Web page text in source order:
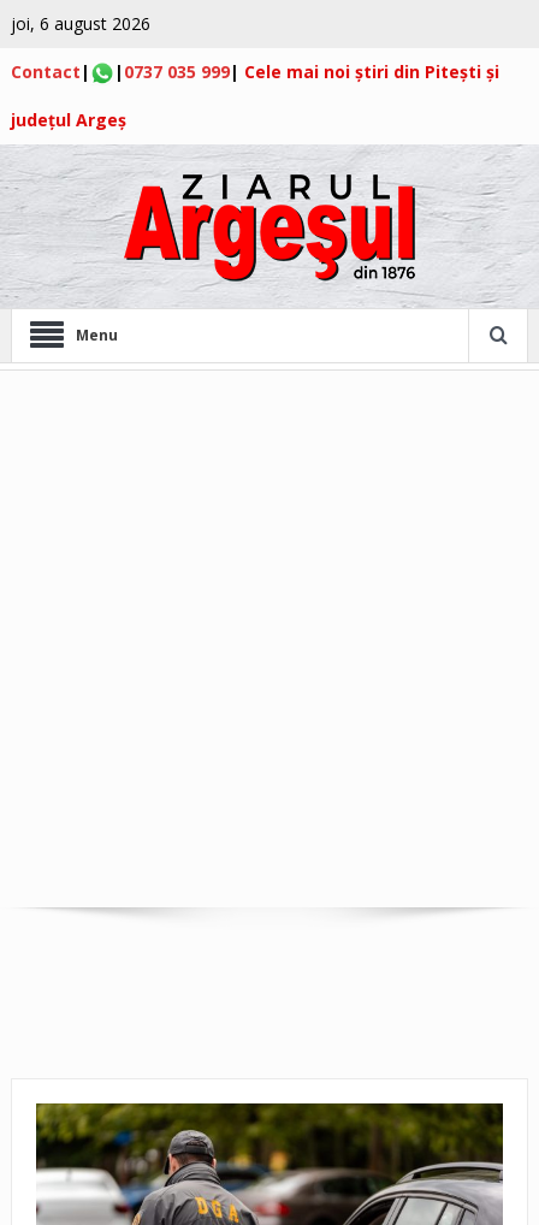
joi, 6 august 2026
Contact | | 0737 035 999| Cele mai noi știri din Pitești și
județul Argeș
Menu